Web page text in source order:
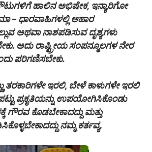
ಹಾಲಿನ ಅಭಿಷೇಕ, ಇನ್ಯಾರಿಗೋ
– ಧಾರವಾಹಿಗಳಲ್ಲಿ ಆಹಾರ
ಅಥವಾ ನಾಶಪಡಿಸುವ ದೃಶ್ಯಗಳು
ಅದು ರಾಷ್ಟ್ರೀಯ ಸಂಪನ್ಮೂಲಗಳ ನೇರ
ಪರಿಗಣಿಸಬೇಕು.
ತರಕಾರಿಗಳೇ ಇರಲಿ, ಬೇಳೆ ಕಾಳುಗಳೇ ಇರಲಿ
ಪ್ರಕೃತಿಯನ್ನು ಉಪಯೋಗಿಸಿಕೊಂಡು
ಗೌರವ ಕೊಡಬೇಕಾದದ್ದು ಮತ್ತು
ನಮ್ಮ ಕರ್ತವ್ಯ.